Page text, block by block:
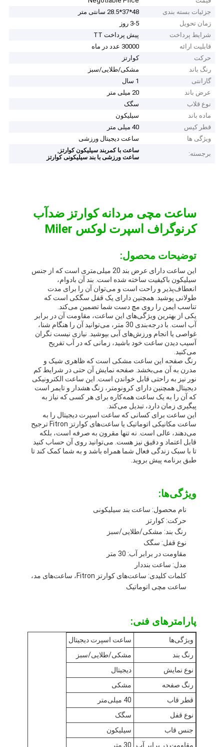
خانه
محصولات
درباره ما
جزئیات بسته بندی
48*37*28.5 سانتی متر
زمان تحویل
3-5 روز
شرایط پرداخت
پیش پرداخت TT
قابلیت ارائه
30000 عدد در ماه
حرکت
کوارتز
رنگ باند
مشکی/طلایی/سبز
گارانتی
1 سال
عرض باند
20 میلی متر
نوع قلاب
سگک
ماده باند
سیلیکون
قطر کیس
40 میلی متر
ویژگی ها
ساعت دیجیتال ورزشی
برجسته:
ساعت با کمربند سیلیکون کوارتز ,
ساعت ورزشی با بند سیلیکونی کوارتز
ساعت مچی مردانه کوارتز ضدآب
کرنوگراف اسپرت لوکس Miler
توضیحات محصول:
این ساعت دارای عرض بند 20 میلی‌متری است که از جنس
سیلیکون باکیفیت ساخته شده است. بند آن بادوام،
انعطاف‌پذیر و راحت است و می‌توان آن را برای مدت
طولانی پوشید. همچنین دارای یک قفل سگکی است که
تناسب ایمن را روی مچ دست شما تضمین می‌کند.
یکی از بهترین ویژگی‌های این ساعت، مقاومت آن در برابر
آب است. با درجه‌بندی 30 متر، می‌توانید آن را هنگام شنا،
غواصی یا انجام ورزش‌های آبی بپوشید. نیازی نیست نگران
آسیب دیدن ساعت خود باشید، زمانی که در آب تفریح
می‌کنید.
رنگ صفحه این ساعت مشکی است که ظاهری شیک و
مدرن به آن می‌بخشد. صفحه نمایش آن حتی در شرایط کم
نور نیز به راحتی قابل خواندن است. این ساعت الکترونیکی
دیجیتال همچنین دارای کرونومتر، زنگ هشدار و تایمر است
که آن را به یک ساعت همه‌کاره برای هر کسی که نیاز به
پیگیری زمان دارد، تبدیل می‌کند.
این ساعت برای کسانی که ساعت اسپرت دیجیتال را به
ساعت مکانیکی اتوماتیک یا ساعت‌های کوارتز Fitron ترجیح
می‌دهند، عالی است. نه تنها مقرون به صرفه است، بلکه
قابل اعتماد و دقیق نیز هست. می‌توانید روی آن حساب کنید
تا با سبک زندگی فعال شما همراه باشد و به شما کمک کند تا
طبق برنامه پیش بروید.
ویژگی‌ها:
نام محصول: ساعت بند سیلیکونی
حرکت: کوارتز
رنگ بند: مشکی/طلایی/سبز
نوع قفل: سگک
مقاومت در برابر آب: 30 متر
مدل: ساعت بنددار
کلمات کلیدی: ساعت‌های کوارتز Fitron، ساعت‌های مد،
ساعت مچی اتوماتیک
پارامترهای فنی:
ویژگی‌ها
ساعت اسپرت دیجیتال
رنگ بند
مشکی/طلایی/سبز
نوع نمایش
دیجیتال
رنگ صفحه
مشکی
قطر قاب
40 میلی‌متر
نوع قفل
سگک
جنس قاب
سیلیکون
مقاومت در برابر آب
30 متر